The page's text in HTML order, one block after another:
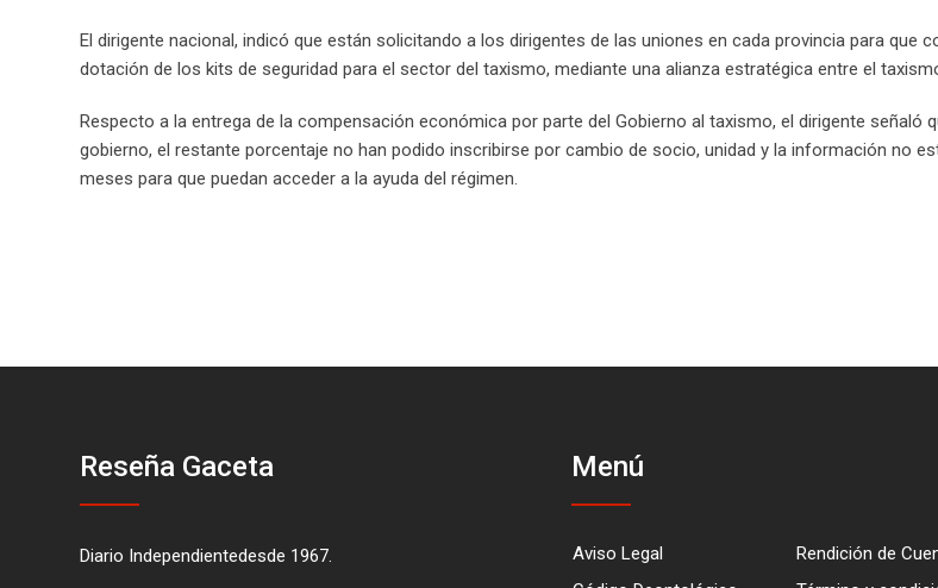
El dirigente nacional, indicó que están solicitando a los dirigentes de las uniones en cada provincia para que
dotación de los kits de seguridad para el sector del taxismo, mediante una alianza estratégica entre el
Respecto a la entrega de la compensación económica por parte del Gobierno al taxismo, el dirigente señaló
gobierno, el restante porcentaje no han podido inscribirse por cambio de socio, unidad y la información no
meses para que puedan acceder a la ayuda del régimen.
Reseña Gaceta
Diario Independientedesde 1967.
Menú
Aviso Legal
Rendición de